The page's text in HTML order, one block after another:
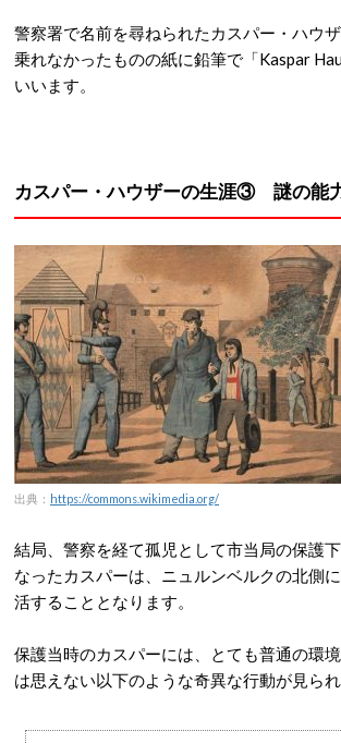
警察署で名前を尋ねられたカスパー・ハウ
乗れなかったものの紙に鉛筆で「Kaspar
いいます。
カスパー・ハウザーの生涯③ 謎の能
出典： https://commons.wikimedia.org/
結局、警察を経て孤児として市当局の保護
なったカスパーは、ニュルンベルクの北側
活することとなります。
保護当時のカスパーには、とても普通の環
は思えない以下のような奇異な行動が見られ